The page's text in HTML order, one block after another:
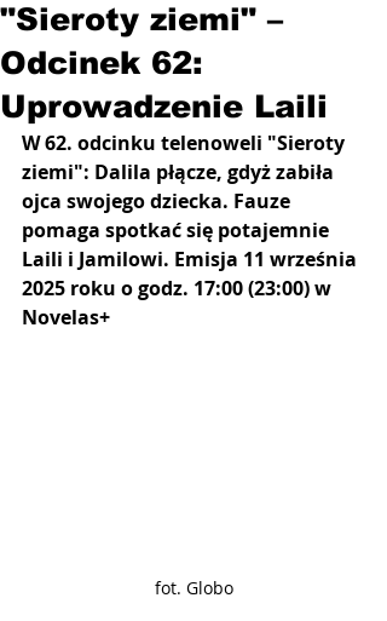
"Sieroty ziemi" –
Odcinek 62:
Uprowadzenie Laili
W 62. odcinku telenoweli "Sieroty
ziemi": Dalila płącze, gdyż zabiła
ojca swojego dziecka. Fauze
pomaga spotkać się potajemnie
Laili i Jamilowi. Emisja 11 września
2025 roku o godz. 17:00 (23:00) w
Novelas+
fot. Globo